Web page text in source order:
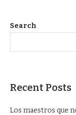
Search
Recent Posts
Los maestros que